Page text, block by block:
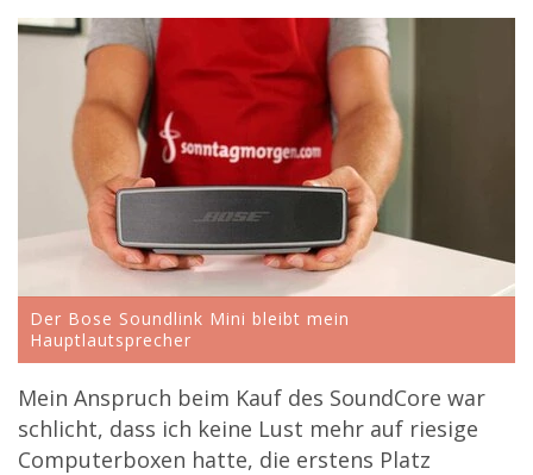
Der Bose Soundlink Mini bleibt mein
Hauptlautsprecher
Mein Anspruch beim Kauf des SoundCore war
schlicht, dass ich keine Lust mehr auf riesige
Computerboxen hatte, die erstens Platz